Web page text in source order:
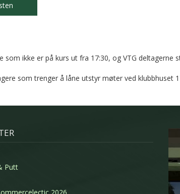
ikke er på kurs ut fra 17:30, og VTG deltagerne
som trenger å låne utstyr møter ved klubbhuset
Putt
2026